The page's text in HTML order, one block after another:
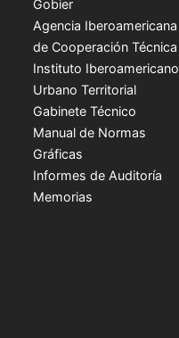
Gobier
Agencia Iberoamericana
de Cooperación Técnica
Instituto Iberoamericano
Urbano Territorial
Gabinete Técnico
Manual de Normas
Gráficas
Informes de Auditoría
Memorias